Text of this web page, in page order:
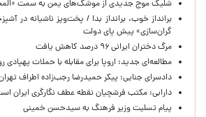
شلیک موج جدیدی از موشک‌های یمن به سمت
برانداز خوب، برانداز بد! / پخت‌وپز ناشیانه در
گران‌سازی» پیش پای دولت
مرگ دختران ایرانی ۹۶ درصد کاهش یافت
مطالعه‌ای جدید: اروپا برای مقابله با حملات پهپادی
دادسرای جنایی: پیکر حمیدرضا رجب‌زاده اطراف
دارابی: مکتب فرشچیان نقطه عطف نگارگری ایران
پیام تسلیت وزیر فرهنگ به سیدحسن خمینی